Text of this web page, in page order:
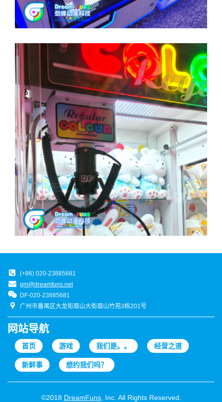
(+86) 020-23885681
gm@dreamfuns.net
DF-020-23885681
广州市番禺区大龙街眉山大街眉山竹苑3栋201号
网站导航
首页 游戏 我们是。。 经营之道
新鲜事 想约我们吗？
©2018 DreamFuns, Inc. All Rights Reserved.